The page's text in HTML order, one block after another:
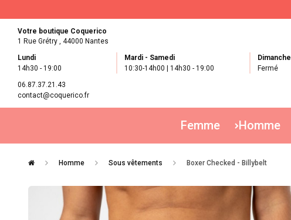
Votre boutique Coquerico
1 Rue Grétry , 44000 Nantes
Lundi
14h30 - 19:00
Mardi - Samedi
10:30-14h00 | 14h30 - 19:00
Dimanche
Fermé
06.87.37.21.43
contact@coquerico.fr
Femme Homme
Homme Sous vêtements Boxer Checked - Billybelt